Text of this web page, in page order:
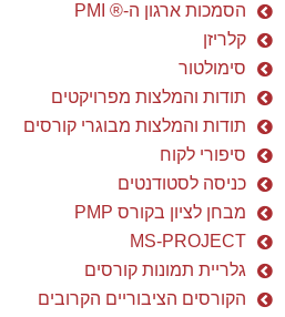
הסמכות ארגון ה-® PMI
קלריזן
סימולטור
תודות והמלצות מפרויקטים
תודות והמלצות מבוגרי קורסים
סיפורי לקוח
כניסה לסטודנטים
מבחן לציון בקורס PMP
MS-PROJECT
גלריית תמונות קורסים
הקורסים הציבוריים הקרובים